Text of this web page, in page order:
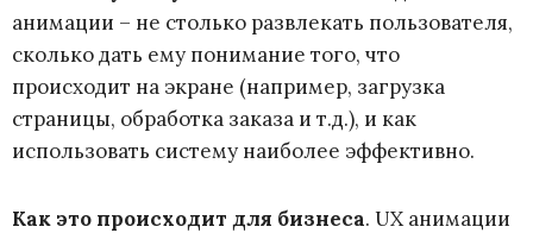
анимации – не столько развлекать пользователя,
сколько дать ему понимание того, что
происходит на экране (например, загрузка
страницы, обработка заказа и т.д.), и как
использовать систему наиболее эффективно.
Как это происходит для бизнеса. UX анимации